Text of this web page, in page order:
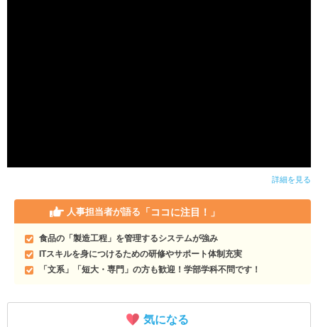
詳細を見る
人事担当者が語る 「ココに注目！」
食品の「製造工程」を管理するシステムが強み
ITスキルを身につけるための研修やサポート体制充実
「文系」「短大・専門」の方も歓迎！学部学科不問です！
気になる